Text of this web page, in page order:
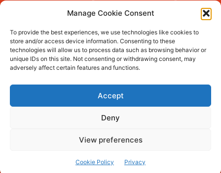
Manage Cookie Consent
To provide the best experiences, we use technologies like cookies to
store and/or access device information. Consenting to these
technologies will allow us to process data such as browsing behavior or
unique IDs on this site. Not consenting or withdrawing consent, may
adversely affect certain features and functions.
Accept
Deny
View preferences
Cookie Policy Privacy
Podlech, il Cile lo ha condannato
all’ergastolo
Era ubriaca…
© tagDiv - All rights reserved. Made with
complete News Portal about living, lifestyle,
fashion and wellness. Take your time and
experience!